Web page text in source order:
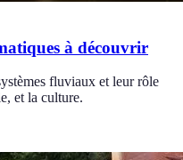
à découvrir
fluviaux et leur rôle
et la culture.